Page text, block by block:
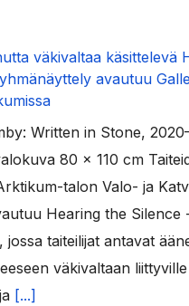
väkivaltaa käsittelevä
avautuu
Written in Stone,
80 x 110 cm
talon Valo- ja
Hearing the Silence
jossa taiteilijat antavat
väkivaltaan liittyville
[...]